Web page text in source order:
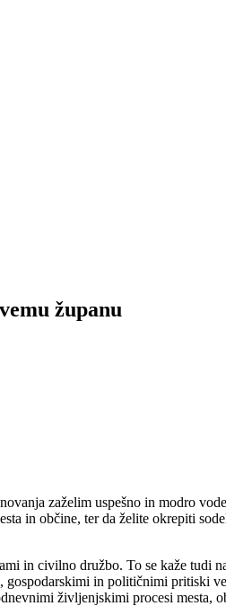
županu
zaželim uspešno in modro
in občine, ter da želite okrepiti
in civilno družbo. To se kaže
in političnimi pritiski
življenjskimi procesi mesta,